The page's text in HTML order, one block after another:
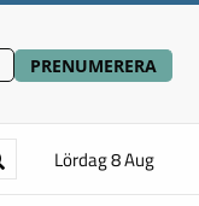
PRENUMERERA
Lördag 8 Aug